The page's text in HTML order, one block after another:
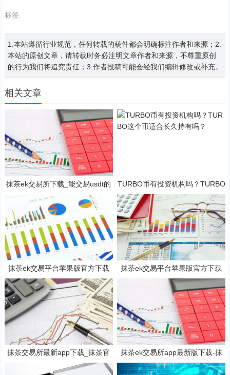
标签:
1.本站遵循行业规范，任何转载的稿件都会明确标注作者和来源；2.
本站的原创文章，请转载时务必注明文章作者和来源，不尊重原创
的行为我们将追究责任；3.作者投稿可能会经我们编辑修改或补充。
相关文章
抹茶ek交易所下载_能交易usdt的
TURBO币有投资机构吗？TURBO
这个币适合长久持有吗？
抹茶ek交易平台苹果版官方下载
抹茶b钱包v6.2.3下载地址
抹茶ek交易平台苹果版官方下载
抹茶b钱包v6.2.3下载地址
抹茶交易所最新app下载_抹茶官
网入口(v6.25.0)
抹茶ek交易所app最新版下载-抹
茶ek交易所所有版本